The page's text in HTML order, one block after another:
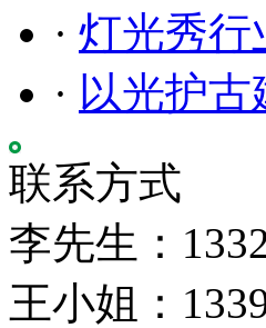
· 灯光秀行
· 以光护
联系方式
李先生：
王小姐：